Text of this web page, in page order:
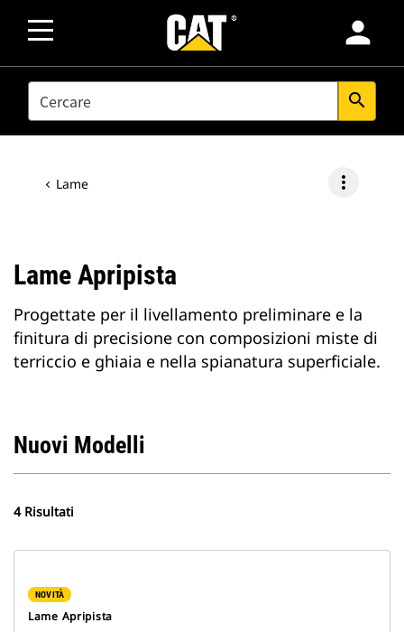
person
SEARCH search
Lame more_vert
Lame Apripista
Progettate per il livellamento preliminare e la
finitura di precisione con composizioni miste di
terriccio e ghiaia e nella spianatura superficiale.
Nuovi Modelli
4 Risultati
NOVITÀ
Lame Apripista